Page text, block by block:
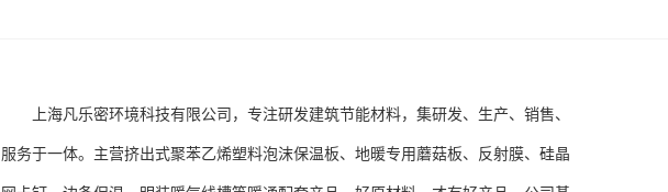
上海凡乐密环境科技有限公司，专注研发建筑节能材料，集研发、生产、销售、
服务于一体。主营挤出式聚苯乙烯塑料泡沫保温板、地暖专用蘑菇板、反射膜、硅晶